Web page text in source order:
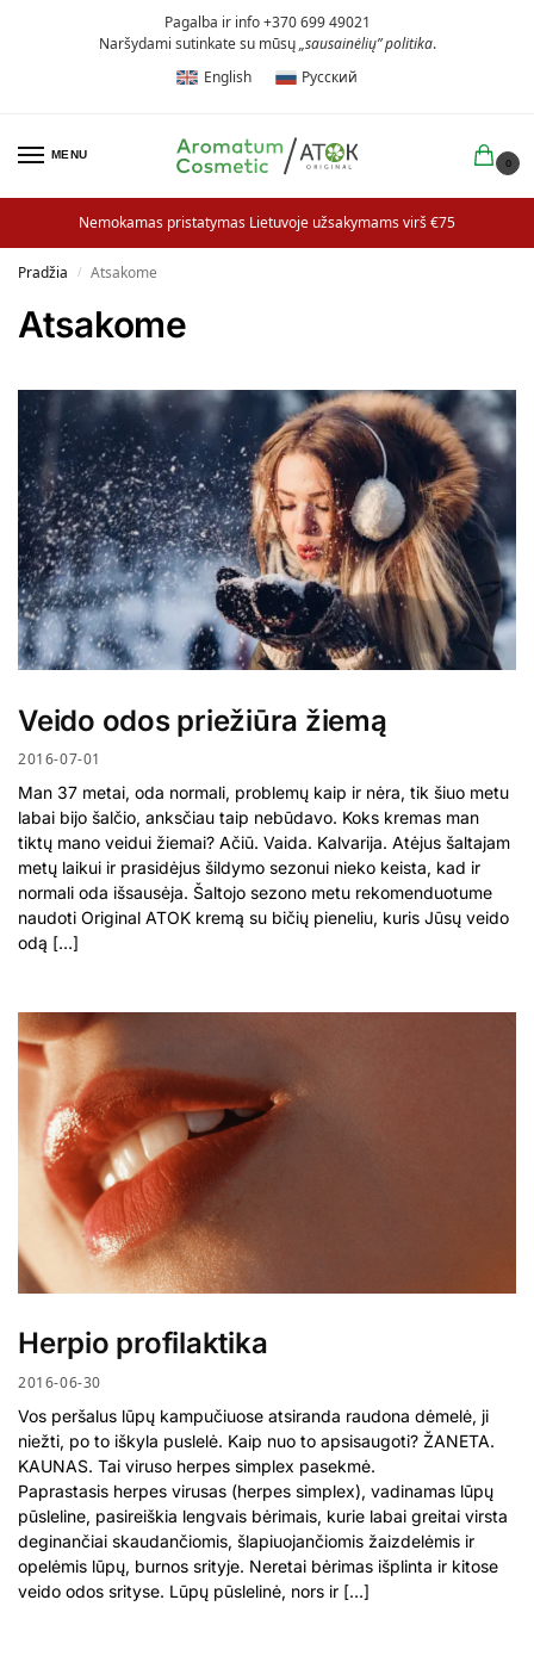
Pagalba ir info +370 699 49021
Naršydami sutinkate su mūsų„sausainėlių” politika.
English
Русский
MENU
0
Nemokamas pristatymas Lietuvoje užsakymams virš €75
Pradžia / Atsakome
Atsakome
Veido odos priežiūra žiemą
2016-07-01
Man 37 metai, oda normali, problemų kaip ir nėra, tik šiuo metu
labai bijo šalčio, anksčiau taip nebūdavo. Koks kremas man
tiktų mano veidui žiemai? Ačiū. Vaida. Kalvarija. Atėjus šaltajam
metų laikui ir prasidėjus šildymo sezonui nieko keista, kad ir
normali oda išsausėja. Šaltojo sezono metu rekomenduotume
naudoti Original ATOK kremą su bičių pieneliu, kuris Jūsų veido
odą […]
Herpio profilaktika
2016-06-30
Vos peršalus lūpų kampučiuose atsiranda raudona dėmelė, ji
niežti, po to iškyla puslelė. Kaip nuo to apsisaugoti? ŽANETA.
KAUNAS. Tai viruso herpes simplex pasekmė.
Paprastasis herpes virusas (herpes simplex), vadinamas lūpų
pūsleline, pasireiškia lengvais bėrimais, kurie labai greitai virsta
deginančiai skaudančiomis, šlapiuojančiomis žaizdelėmis ir
opelėmis lūpų, burnos srityje. Neretai bėrimas išplinta ir kitose
veido odos srityse. Lūpų pūslelinė, nors ir […]